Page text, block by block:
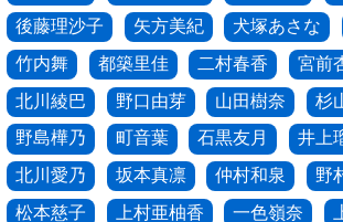
後藤理沙子
矢方美紀 犬塚あさな
竹内舞
都築里佳 二村春香 宮前
北川綾巴
野口由芽 山田樹奈
杉
野島樺乃
町音葉 石黒友月 井上
北川愛乃
坂本真凛 仲村和泉
野
松本慈子
上村亜柚香 一色嶺奈